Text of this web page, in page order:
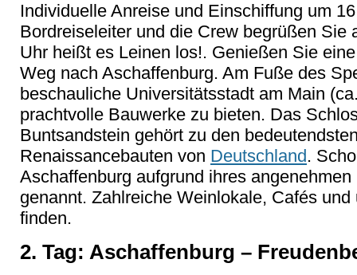
Individuelle Anreise und Einschiffung um
Bordreiseleiter und die Crew begrüßen Sie
Uhr heißt es Leinen los!. Genießen Sie
Weg nach Aschaffenburg. Am Fuße des
beschauliche Universitätsstadt am Main
prachtvolle Bauwerke zu bieten. Das
Buntsandstein gehört zu den
Renaissancebauten von Deutschland.
Aschaffenburg aufgrund ihres ange
genannt. Zahlreiche Weinlokale, Cafés und
finden.
2. Tag: Aschaffenburg –